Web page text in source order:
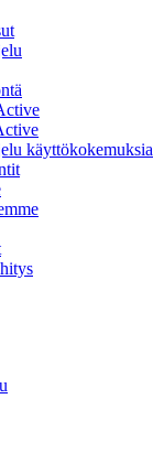
käyttökokemuksia